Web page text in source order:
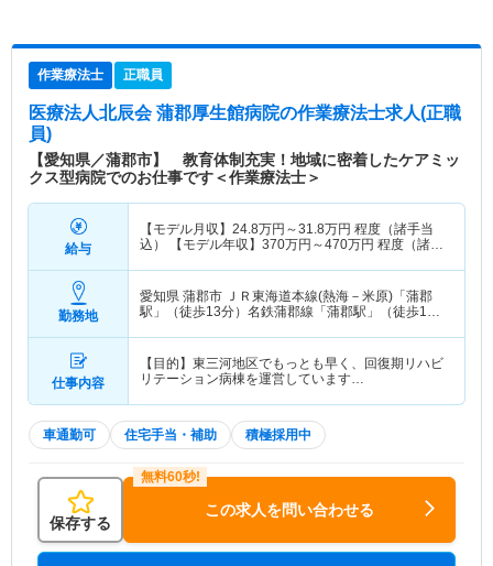
作業療法士 正職員
医療法人北辰会 蒲郡厚生館病院の作業療法士求人(正職
員)
【愛知県／蒲郡市】 教育体制充実！地域に密着したケアミッ
クス型病院でのお仕事です＜作業療法士＞
給与
【モデル月収】 24.8万円～31.8万円 程度（諸手当
込） 【モデル年収】 370万円～470万円 程度（諸手
勤務地
愛知県 蒲郡市 ＪＲ東海道本線(熱海－米原)「蒲郡
駅」（徒歩13分）名鉄蒲郡線「蒲郡駅」（徒歩13
仕事内容
【目的】東三河地区でもっとも早く、回復期リハビ
リテーション病棟を運営しています…
車通勤可 住宅手当・補助 積極採用中
保存する
この求人を問い合わせる